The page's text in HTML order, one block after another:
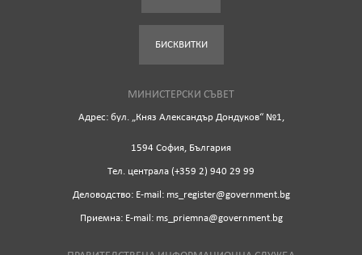
БИСКВИТКИ
МИНИСТЕРСКИ СЪВЕТ
Адрес: бул. „Княз Александър Дондуков“ №1,
1594 София, България
Tел. централа (+359 2) 940 29 99
Деловодство: Е-mail: ms_register@government.bg
Приемна: Е-mail: ms_priemna@government.bg